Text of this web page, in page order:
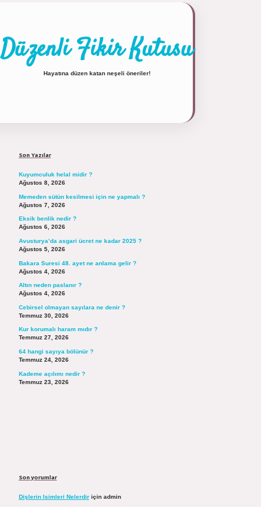
Düzenli Fikir Kutusu
Hayatına düzen katan neşeli öneriler!
Son Yazılar
Kuyumculuk helal midir ?
Ağustos 8, 2026
Memeden sütün kesilmesi için ne yapmalı ?
Ağustos 7, 2026
Eksik benlik nedir ?
Ağustos 6, 2026
Avusturya’da asgari ücret ne kadar 2025 ?
Ağustos 5, 2026
Bakara Suresi 48. ayet ne anlama gelir ?
Ağustos 4, 2026
Altın neden paslanır ?
Ağustos 4, 2026
Cebirsel olmayan sayılara ne denir ?
Temmuz 30, 2026
Kur korumalı haram mıdır ?
Temmuz 27, 2026
64 hangi sayıya bölünür ?
Temmuz 24, 2026
Kademe açılımı nedir ?
Temmuz 23, 2026
Son yorumlar
Dişlerin Isimleri Nelerdiriçin admin